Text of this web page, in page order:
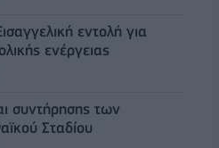
εντολή για
ενέργειας
συντήρησης των
Σταδίου